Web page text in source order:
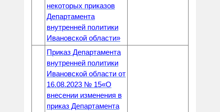
некоторых приказов
Департамента
внутренней политики
Ивановской области»
Приказ Департамента
внутренней политики
Ивановской области от
16.08.2023 № 15«О
внесении изменения в
приказ Департамента